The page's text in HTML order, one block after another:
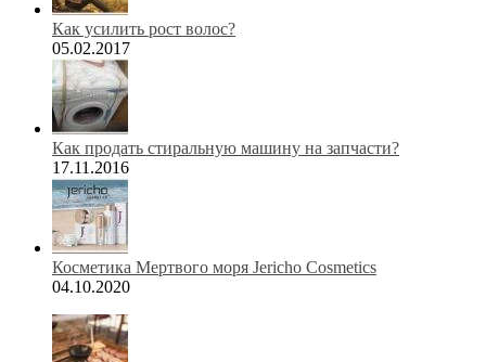
Как усилить рост волос?
05.02.2017
Как продать стиральную машину на запчасти?
17.11.2016
Косметика Мертвого моря Jericho Cosmetics
04.10.2020